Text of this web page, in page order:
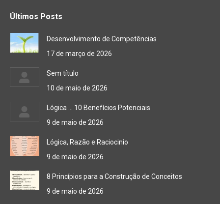
Últimos Posts
Desenvolvimento de Competências
17 de março de 2026
Sem título
10 de maio de 2026
Lógica … 10 Benefícios Potenciais
9 de maio de 2026
Lógica, Razão e Raciocinio
9 de maio de 2026
8 Princípios para a Construção de Conceitos
9 de maio de 2026